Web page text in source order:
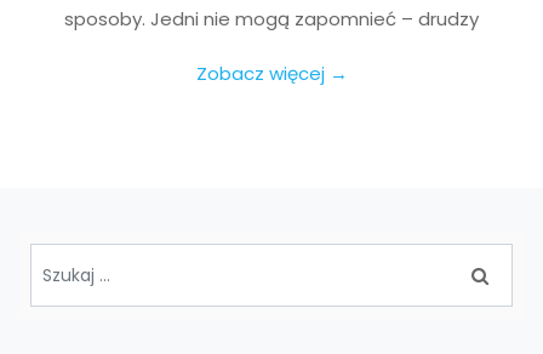
sposoby. Jedni nie mogą zapomnieć – drudzy
Zobacz więcej →